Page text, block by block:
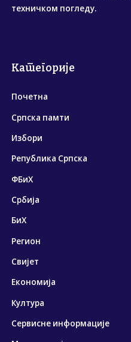
техничком погледу.
Категорије
Почетна
Српска памти
Избори
Република Српска
ФБиХ
Србија
БиХ
Регион
Свијет
Економија
Култура
Сервисне информације